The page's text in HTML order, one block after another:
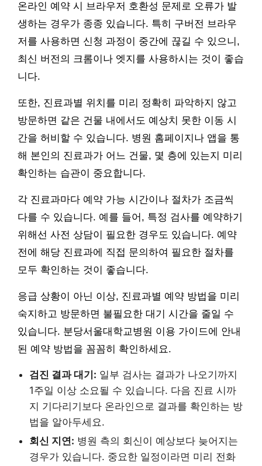
온라인 예약 시 브라우저 호환성 문제로 오류가 발
생하는 경우가 종종 있습니다. 특히 구버전 브라우
저를 사용하면 신청 과정이 중간에 끊길 수 있으니,
최신 버전의 크롬이나 엣지를 사용하시는 것이 좋습
니다.
또한, 진료과별 위치를 미리 정확히 파악하지 않고
방문하면 같은 건물 내에서도 예상치 못한 이동 시
간을 허비할 수 있습니다. 병원 홈페이지나 앱을 통
해 본인의 진료과가 어느 건물, 몇 층에 있는지 미리
확인하는 습관이 중요합니다.
각 진료과마다 예약 가능 시간이나 절차가 조금씩
다를 수 있습니다. 예를 들어, 특정 검사를 예약하기
위해선 사전 상담이 필요한 경우도 있습니다. 예약
전에 해당 진료과에 직접 문의하여 필요한 절차를
모두 확인하는 것이 좋습니다.
응급 상황이 아닌 이상, 진료과별 예약 방법을 미리
숙지하고 방문하면 불필요한 대기 시간을 줄일 수
있습니다. 분당서울대학교병원 이용 가이드에 안내
된 예약 방법을 꼼꼼히 확인하세요.
검진 결과 대기: 일부 검사는 결과가 나오기까지
1주일 이상 소요될 수 있습니다. 다음 진료 시까
지 기다리기보다 온라인으로 결과를 확인하는 방
법을 알아두세요.
회신 지연: 병원 측의 회신이 예상보다 늦어지는
경우가 있습니다. 중요한 일정이라면 미리 전화